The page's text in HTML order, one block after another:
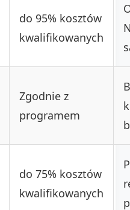
do 95% kosztów
kwalifikowanych
Zgodnie z
programem
do 75% kosztów
kwalifikowanych